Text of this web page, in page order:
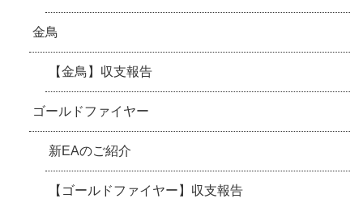
金鳥
【金鳥】収支報告
ゴールドファイヤー
新EAのご紹介
【ゴールドファイヤー】収支報告